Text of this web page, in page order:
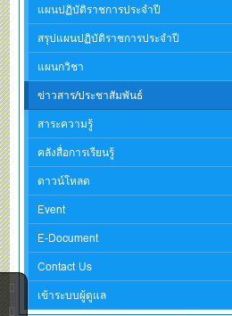
แผนปฏิบัติราชการประจำปี
สรุปแผนปฏิบัติราชการประจำปี
แผนกวิชา
ข่าวสาร/ประชาสัมพันธ์
สาระความรู้
คลังสื่อการเรียนรู้
ดาวน์โหลด
Event
E-Document
Contact Us
เข้าระบบผู้ดูแล